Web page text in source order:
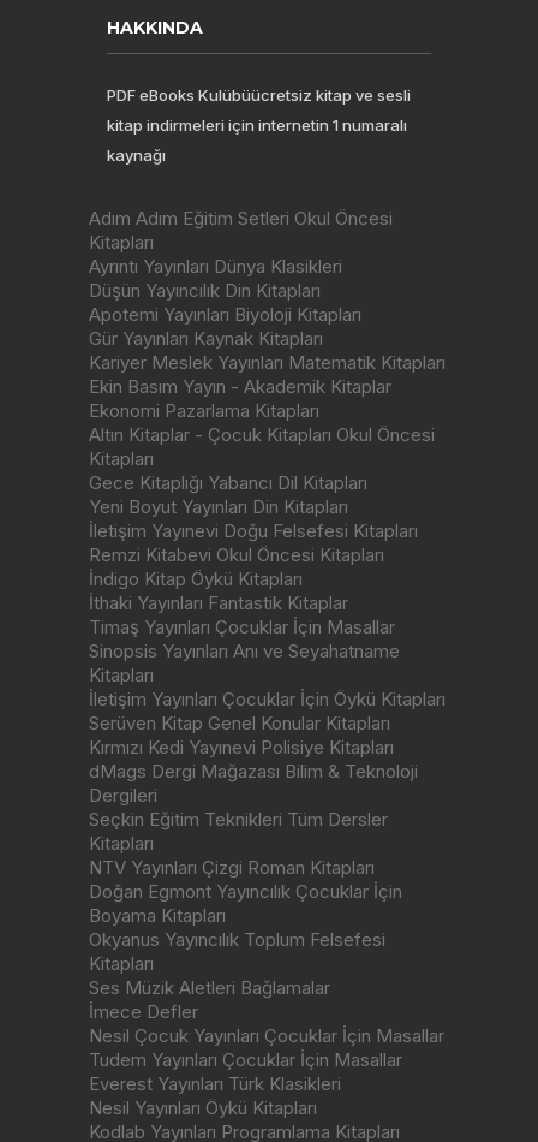
HAKKINDA
PDF eBooks Kulübüücretsiz kitap ve sesli
kitap indirmeleri için internetin 1 numaralı
kaynağı
Adım Adım Eğitim Setleri Okul Öncesi
Kitapları
Ayrıntı Yayınları Dünya Klasikleri
Düşün Yayıncılık Din Kitapları
Apotemi Yayınları Biyoloji Kitapları
Gür Yayınları Kaynak Kitapları
Kariyer Meslek Yayınları Matematik Kitapları
Ekin Basım Yayın - Akademik Kitaplar
Ekonomi Pazarlama Kitapları
Altın Kitaplar - Çocuk Kitapları Okul Öncesi
Kitapları
Gece Kitaplığı Yabancı Dil Kitapları
Yeni Boyut Yayınları Din Kitapları
İletişim Yayınevi Doğu Felsefesi Kitapları
Remzi Kitabevi Okul Öncesi Kitapları
İndigo Kitap Öykü Kitapları
İthaki Yayınları Fantastik Kitaplar
Timaş Yayınları Çocuklar İçin Masallar
Sinopsis Yayınları Anı ve Seyahatname
Kitapları
İletişim Yayınları Çocuklar İçin Öykü Kitapları
Serüven Kitap Genel Konular Kitapları
Kırmızı Kedi Yayınevi Polisiye Kitapları
dMags Dergi Mağazası Bilim & Teknoloji
Dergileri
Seçkin Eğitim Teknikleri Tüm Dersler
Kitapları
NTV Yayınları Çizgi Roman Kitapları
Doğan Egmont Yayıncılık Çocuklar İçin
Boyama Kitapları
Okyanus Yayıncılık Toplum Felsefesi
Kitapları
Ses Müzik Aletleri Bağlamalar
İmece Defler
Nesil Çocuk Yayınları Çocuklar İçin Masallar
Tudem Yayınları Çocuklar İçin Masallar
Everest Yayınları Türk Klasikleri
Nesil Yayınları Öykü Kitapları
Kodlab Yayınları Programlama Kitapları